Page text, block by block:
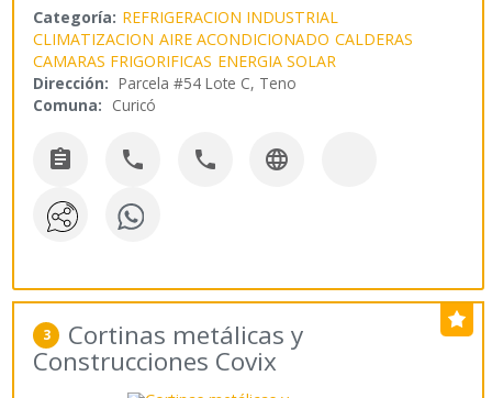
Categoría: REFRIGERACION INDUSTRIAL
CLIMATIZACION AIRE ACONDICIONADO CALDERAS
CAMARAS FRIGORIFICAS ENERGIA SOLAR
Dirección: Parcela #54 Lote C, Teno
Comuna: Curicó
   
3 Cortinas metálicas y
Construcciones Covix